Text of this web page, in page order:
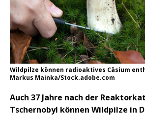
Wildpilze können radioaktives Cäsium
Markus Mainka/Stock.adobe.com
Auch 37 Jahre nach der
Tschernobyl können Wildpilze in